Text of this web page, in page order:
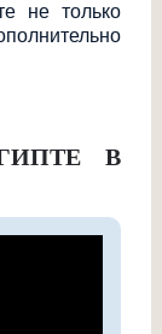
не только
В